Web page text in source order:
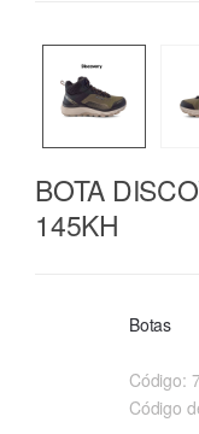
BOTA
145KH
Botas
Código:
Código